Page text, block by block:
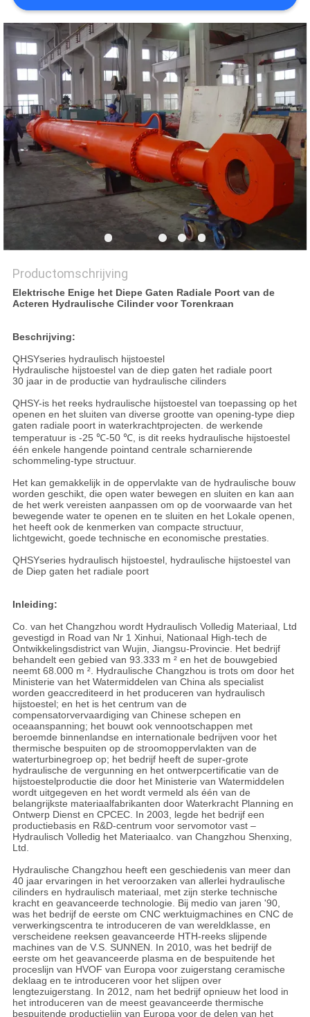
OFFERTE
SITEMAP
PRIVACYBELEID
Productomschrijving
Elektrische Enige het Diepe Gaten Radiale Poort van de
Acteren Hydraulische Cilinder voor Torenkraan
Beschrijving:
QHSYseries hydraulisch hijstoestel
Hydraulische hijstoestel van de diep gaten het radiale poort
30 jaar in de productie van hydraulische cilinders
QHSY-is het reeks hydraulische hijstoestel van toepassing op het
openen en het sluiten van diverse grootte van opening-type diep
gaten radiale poort in waterkrachtprojecten. de werkende
temperatuur is -25 ℃-50 ℃, is dit reeks hydraulische hijstoestel
één enkele hangende pointand centrale scharnierende
schommeling-type structuur.
Het kan gemakkelijk in de oppervlakte van de hydraulische bouw
worden geschikt, die open water bewegen en sluiten en kan aan
de het werk vereisten aanpassen om op de voorwaarde van het
bewegende water te openen en te sluiten en het Lokale openen,
het heeft ook de kenmerken van compacte structuur,
lichtgewicht, goede technische en economische prestaties.
QHSYseries hydraulisch hijstoestel, hydraulische hijstoestel van
de Diep gaten het radiale poort
Inleiding:
Co. van het Changzhou wordt Hydraulisch Volledig Materiaal, Ltd
gevestigd in Road van Nr 1 Xinhui, Nationaal High-tech de
Ontwikkelingsdistrict van Wujin, Jiangsu-Provincie. Het bedrijf
behandelt een gebied van 93.333 m ² en het de bouwgebied
neemt 68.000 m ². Hydraulische Changzhou is trots om door het
Ministerie van het Watermiddelen van China als specialist
worden geaccrediteerd in het produceren van hydraulisch
hijstoestel; en het is het centrum van de
compensatorvervaardiging van Chinese schepen en
oceaanspanning; het bouwt ook vennootschappen met
beroemde binnenlandse en internationale bedrijven voor het
thermische bespuiten op de stroomoppervlakten van de
waterturbinegroep op; het bedrijf heeft de super-grote
hydraulische de vergunning en het ontwerpcertificatie van de
hijstoestelproductie die door het Ministerie van Watermiddelen
wordt uitgegeven en het wordt vermeld als één van de
belangrijkste materiaalfabrikanten door Waterkracht Planning en
Ontwerp Dienst en CPCEC. In 2003, legde het bedrijf een
productiebasis en R&D-centrum voor servomotor vast –
Hydraulisch Volledig het Materiaalco. van Changzhou Shenxing,
Ltd.
Hydraulische Changzhou heeft een geschiedenis van meer dan
40 jaar ervaringen in het veroorzaken van allerlei hydraulische
cilinders en hydraulisch materiaal, met zijn sterke technische
kracht en geavanceerde technologie. Bij medio van jaren '90,
was het bedrijf de eerste om CNC werktuigmachines en CNC de
verwerkingscentra te introduceren de van wereldklasse, en
verscheidene reeksen geavanceerde HTH-reeks slijpende
machines van de V.S. SUNNEN. In 2010, was het bedrijf de
eerste om het geavanceerde plasma en de bespuitende het
proceslijn van HVOF van Europa voor zuigerstang ceramische
deklaag en te introduceren voor het slijpen over
lengtezuigerstang. In 2012, nam het bedrijf opnieuw het lood in
het introduceren van de meest geavanceerde thermische
bespuitende productielijn van Europa voor de delen van het